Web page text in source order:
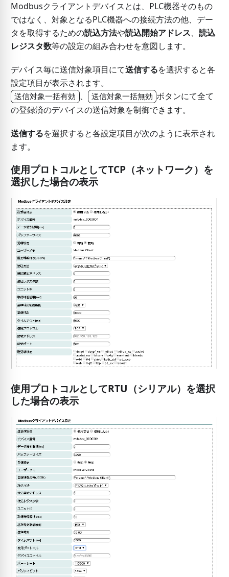
Modbusクライアントデバイスとは、PLC機器そのもの
ではなく、対象となるPLC機器への接続方法の他、デー
タを取得するための読込方法や読込開始アドレス、 読込
レジスタ数等の設定の組み合わせを意図します。
デバイス毎に送信対象項目にて送信するを選択すると各
設定項目が表示されます。
送信対象一括有効 、 送信対象一括無効 ボタンにて全て
の登録済のデバイスの送信対象を制御できます。
送信するを選択すると各設定項目が次のように表示され
ます。
使用プロトコルとしてTCP（ネットワーク）を
選択した場合の表示
使用プロトコルとしてRTU （シリアル）を選択
した場合の表示